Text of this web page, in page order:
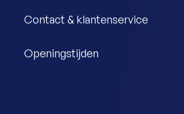
Contact & klantenservice
Openingstijden